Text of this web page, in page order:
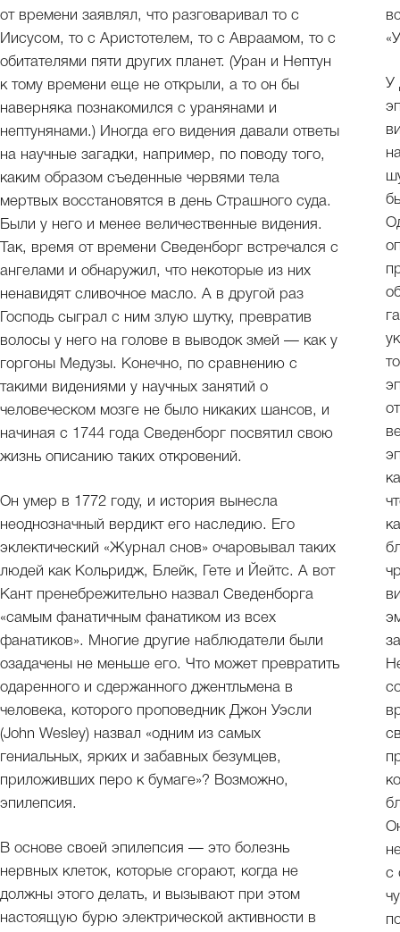
от времени заявлял, что разговаривал то с
Иисусом, то с Аристотелем, то с Авраамом, то с
обитателями пяти других планет. (Уран и Нептун
к тому времени еще не открыли, а то он бы
наверняка познакомился с уранянами и
нептунянами.) Иногда его видения давали ответы
на научные загадки, например, по поводу того,
каким образом съеденные червями тела
мертвых восстановятся в день Страшного суда.
Были у него и менее величественные видения.
Так, время от времени Сведенборг встречался с
ангелами и обнаружил, что некоторые из них
ненавидят сливочное масло. А в другой раз
Господь сыграл с ним злую шутку, превратив
волосы у него на голове в выводок змей — как у
горгоны Медузы. Конечно, по сравнению с
такими видениями у научных занятий о
человеческом мозге не было никаких шансов, и
начиная с 1744 года Сведенборг посвятил свою
жизнь описанию таких откровений.
Он умер в 1772 году, и история вынесла
неоднозначный вердикт его наследию. Его
эклектический «Журнал снов» очаровывал таких
людей как Кольридж, Блейк, Гете и Йейтс. А вот
Кант пренебрежительно назвал Сведенборга
«самым фанатичным фанатиком из всех
фанатиков». Многие другие наблюдатели были
озадачены не меньше его. Что может превратить
одаренного и сдержанного джентльмена в
человека, которого проповедник Джон Уэсли
(John Wesley) назвал «одним из самых
гениальных, ярких и забавных безумцев,
приложивших перо к бумаге»? Возможно,
эпилепсия.
В основе своей эпилепсия — это болезнь
нервных клеток, которые сгорают, когда не
должны этого делать, и вызывают при этом
настоящую бурю электрической активности в
У
с